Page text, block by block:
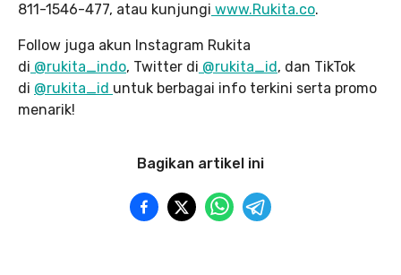
811-1546-477, atau kunjungi www.Rukita.co.
Follow juga akun Instagram Rukita
di @rukita_indo, Twitter di @rukita_id , dan TikTok
di @rukita_id untuk berbagai info terkini serta promo
menarik!
Bagikan artikel ini